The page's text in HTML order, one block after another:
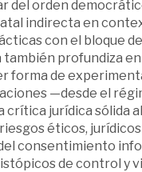
del orden
indirecta en
con el bloque
profundiza
forma de
—desde el
crítica jurídica sólida
éticos,
consentimiento
de control y